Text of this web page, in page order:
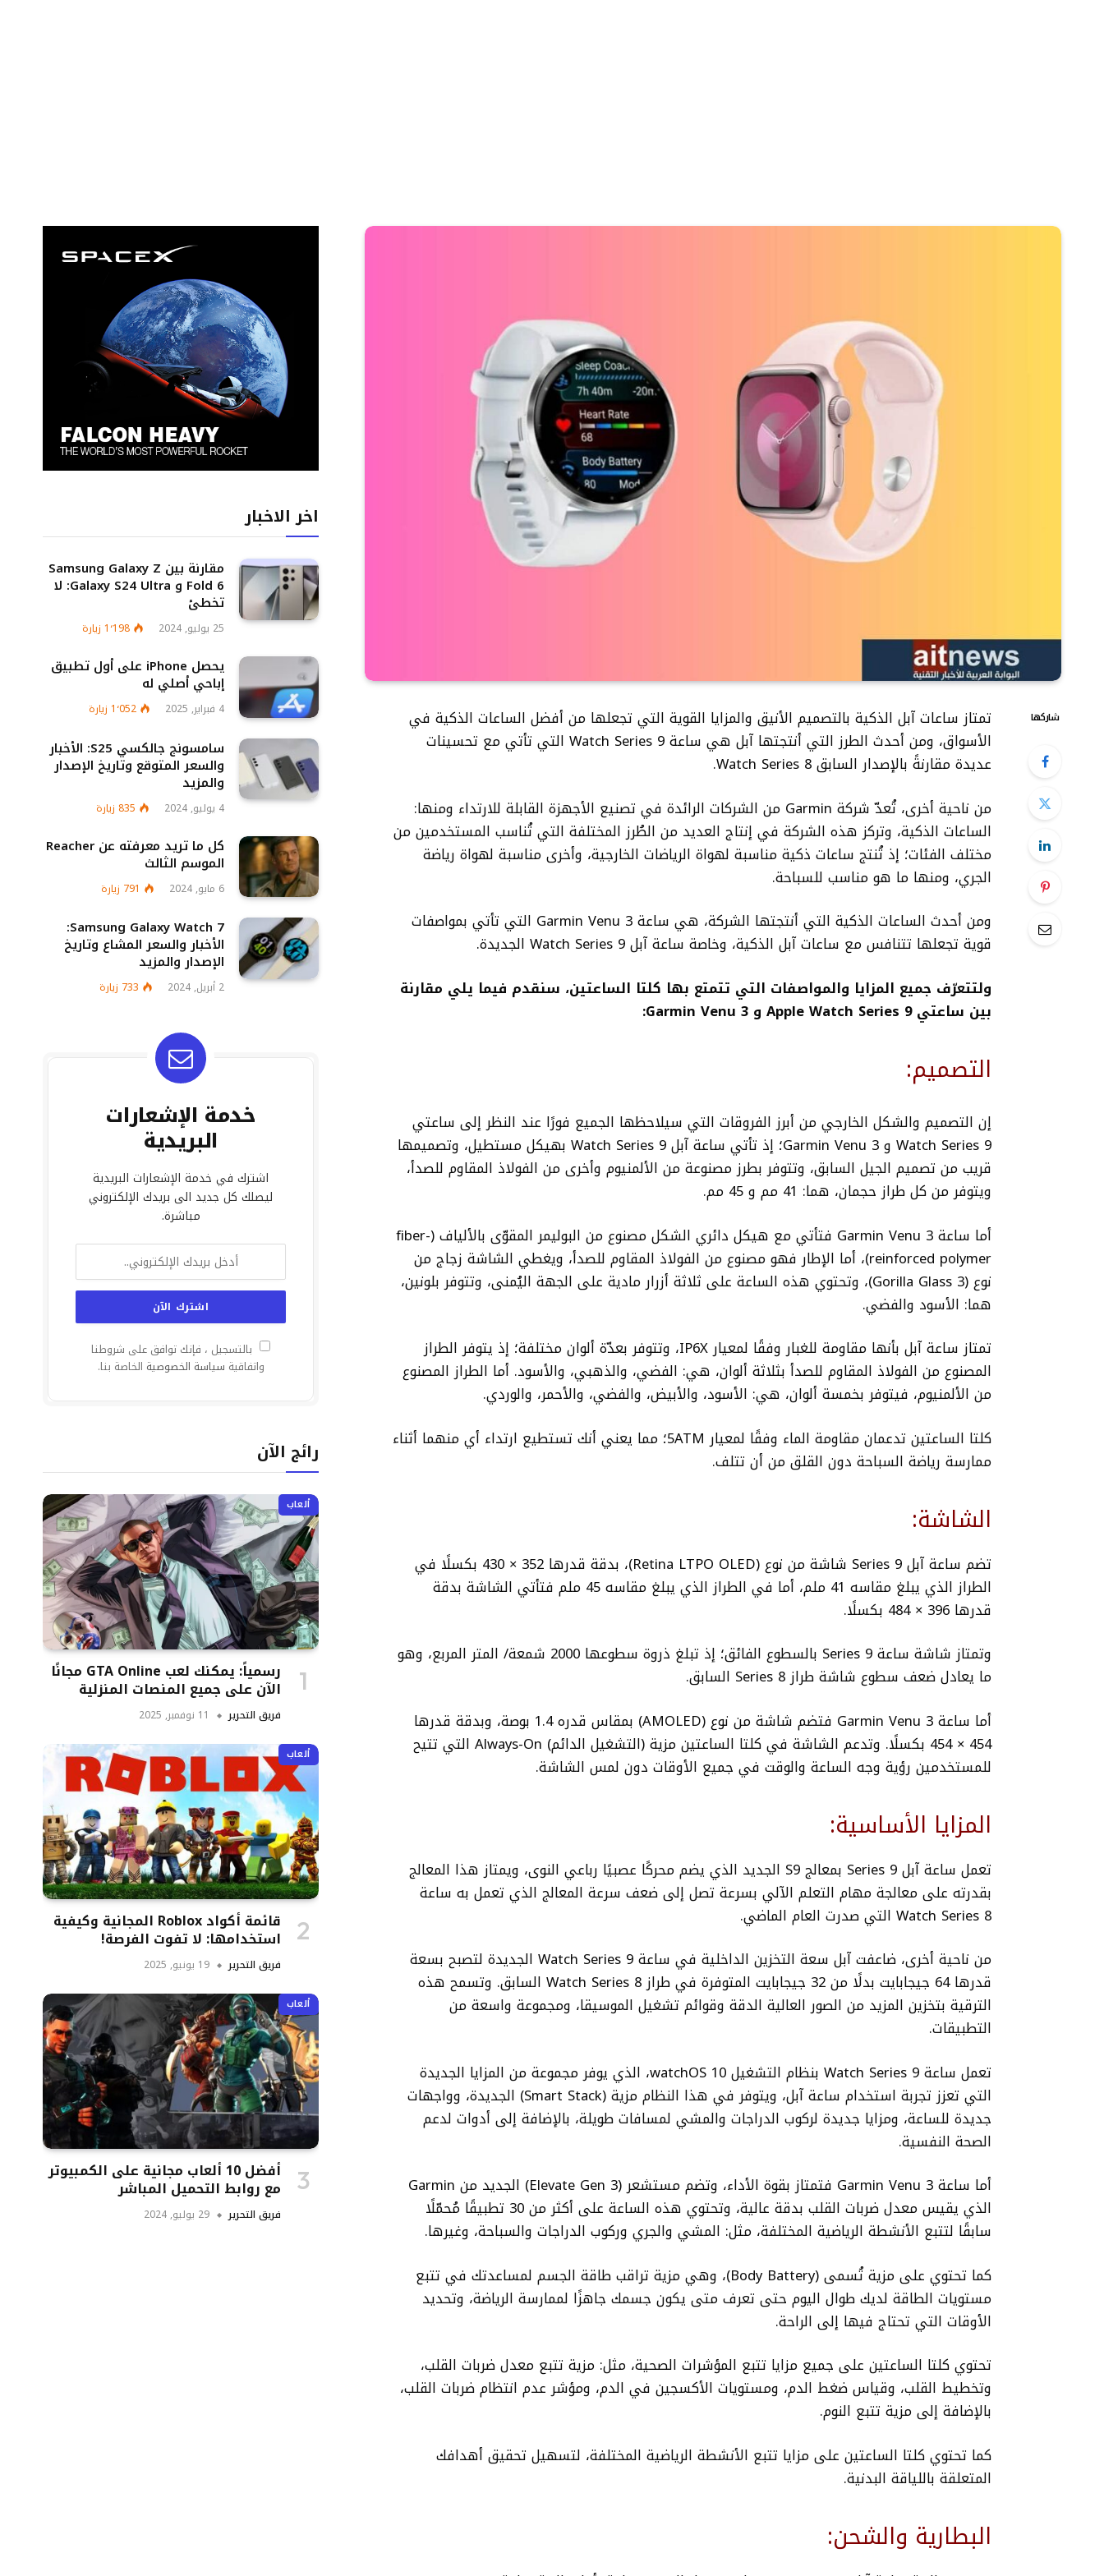
شاركها
تمتاز ساعات آبل الذكية بالتصميم الأنيق والمزايا القوية التي تجعلها من أفضل الساعات الذكية في
الأسواق، ومن أحدث الطرز التي أنتجتها آبل هي ساعة
Watch Series 9 التي تأتي مع تحسينات
عديدة مقارنةً بالإصدار السابق Watch Series 8.
من ناحية أخرى، تُعدّ شركة
Garmin من الشركات الرائدة في تصنيع الأجهزة القابلة للارتداء ومنها:
الساعات الذكية، وتركز هذه الشركة في إنتاج العديد من الطُرز المختلفة التي تُناسب المستخدمين من
مختلف الفئات؛ إذ تُنتج ساعات ذكية مناسبة لهواة الرياضات الخارجية، وأخرى مناسبة لهواة رياضة
الجري، ومنها ما هو مناسب للسباحة.
ومن أحدث الساعات الذكية التي أنتجتها الشركة، هي ساعة
Garmin Venu 3 التي تأتي بمواصفات
قوية تجعلها تتنافس مع ساعات آبل الذكية، وخاصة ساعة آبل Watch Series 9 الجديدة.
ولتتعرّف جميع المزايا والمواصفات التي تتمتع بها كلتا الساعتين، سنقدم فيما يلي مقارنة
بين ساعتي Apple Watch Series 9 و Garmin Venu 3:
التصميم:
إن التصميم والشكل الخارجي من أبرز الفروقات التي سيلاحظها الجميع فورًا عند النظر إلى ساعتي
Watch Series 9 و
Garmin Venu 3
؛ إذ تأتي ساعة آبل Watch Series 9 بهيكل مستطيل، وتصميمها
قريب من تصميم الجيل السابق، وتتوفر بطرز مصنوعة من الألمنيوم وأخرى من الفولاذ المقاوم للصدأ،
ويتوفر من كل طراز حجمان، هما: 41 مم و 45 مم.
أما ساعة Garmin Venu 3 فتأتي مع هيكل دائري الشكل مصنوع من البوليمر المقوّى بالألياف (fiber-
reinforced polymer)، أما الإطار فهو مصنوع من الفولاذ المقاوم للصدأ، ويغطي الشاشة زجاج من
نوع (Gorilla Glass 3)، وتحتوي هذه الساعة على ثلاثة أزرار مادية على الجهة اليُمنى، وتتوفر بلونين،
هما: الأسود والفضي.
تمتاز ساعة آبل بأنها مقاومة للغبار وفقًا لمعيار IP6X، وتتوفر بعدّة ألوان مختلفة؛ إذ يتوفر الطراز
المصنوع من الفولاذ المقاوم للصدأ بثلاثة ألوان، هي: الفضي، والذهبي، والأسود. أما الطراز المصنوع
من الألمنيوم، فيتوفر بخمسة ألوان، هي: الأسود، والأبيض، والفضي، والأحمر، والوردي.
كلتا الساعتين تدعمان مقاومة الماء وفقًا لمعيار 5ATM؛ مما يعني أنك تستطيع ارتداء أي منهما أثناء
ممارسة رياضة السباحة دون القلق من أن تتلف.
الشاشة:
تضم ساعة آبل Series 9 شاشة من نوع (Retina LTPO OLED)، بدقة قدرها 352 × 430 بكسلًا في
الطراز الذي يبلغ مقاسه 41 ملم، أما في الطراز الذي يبلغ مقاسه 45 ملم فتأتي الشاشة بدقة
قدرها 396 × 484 بكسلًا.
وتمتاز شاشة ساعة Series 9 بالسطوع الفائق؛ إذ تبلغ ذروة سطوعها 2000 شمعة/ المتر المربع، وهو
ما يعادل ضعف سطوع شاشة طراز Series 8 السابق.
أما ساعة Garmin Venu 3 فتضم شاشة من نوع (AMOLED) بمقاس قدره 1.4 بوصة، وبدقة قدرها
454 × 454 بكسلًا.
وتدعم الشاشة في كلتا الساعتين مزية (التشغيل الدائم) Always-On التي تتيح
للمستخدمين رؤية وجه الساعة والوقت في جميع الأوقات دون لمس الشاشة.
المزايا الأساسية:
تعمل ساعة آبل Series 9 بمعالج S9 الجديد الذي يضم محركًا عصبيًا رباعي النوى، ويمتاز هذا المعالج
بقدرته على معالجة مهام التعلم الآلي بسرعة تصل إلى ضعف سرعة المعالج الذي تعمل به ساعة
Watch Series 8 التي صدرت العام الماضي.
من ناحية أخرى، ضاعفت آبل سعة التخزين الداخلية في ساعة Watch Series 9 الجديدة لتصبح بسعة
قدرها 64 جيجابايت بدلًا من 32 جيجابايت المتوفرة في طراز Watch Series 8 السابق. وتسمح هذه
الترقية بتخزين المزيد من الصور العالية الدقة وقوائم تشغيل الموسيقا، ومجموعة واسعة من
التطبيقات.
تعمل ساعة Watch Series 9 بنظام التشغيل
watchOS 10، الذي يوفر مجموعة من المزايا الجديدة
التي تعزز تجربة استخدام ساعة آبل، ويتوفر في هذا النظام مزية (Smart Stack) الجديدة، وواجهات
جديدة للساعة، ومزايا جديدة لركوب الدراجات والمشي لمسافات طويلة، بالإضافة إلى أدوات لدعم
الصحة النفسية.
أما ساعة Garmin Venu 3 فتمتاز بقوة الأداء، وتضم مستشعر (Elevate Gen 3) الجديد من Garmin
الذي يقيس معدل ضربات القلب بدقة عالية، وتحتوي هذه الساعة على أكثر من 30 تطبيقًا مُحمّلًا
سابقًا لتتبع الأنشطة الرياضية المختلفة، مثل: المشي والجري وركوب الدراجات والسباحة، وغيرها.
كما تحتوي على مزية تُسمى (Body Battery)، وهي مزية تراقب طاقة الجسم لمساعدتك في تتبع
مستويات الطاقة لديك طوال اليوم حتى تعرف متى يكون جسمك جاهزًا لممارسة الرياضة، وتحديد
الأوقات التي تحتاج فيها إلى الراحة.
تحتوي كلتا الساعتين على جميع مزايا تتبع المؤشرات الصحية، مثل: مزية تتبع معدل ضربات القلب،
وتخطيط القلب، وقياس ضغط الدم، ومستويات الأكسجين في الدم، ومؤشر عدم انتظام ضربات القلب،
بالإضافة إلى مزية تتبع النوم.
كما تحتوي كلتا الساعتين على مزايا تتبع الأنشطة الرياضية المختلفة، لتسهيل تحقيق أهدافك
المتعلقة باللياقة البدنية.
البطارية والشحن:
اخر الاخبار
مقارنة بين Samsung Galaxy Z
Fold 6 و Galaxy S24 Ultra: لا
تخطئ
25 يوليو, 2024 1٬198 زيارة
يحصل iPhone على أول تطبيق
إباحي أصلي له
4 فبراير, 2025 1٬052 زيارة
سامسونج جالكسي S25: الأخبار
والسعر المتوقع وتاريخ الإصدار
والمزيد
4 يوليو, 2024 835 زيارة
كل ما تريد معرفته عن Reacher
الموسم الثالث
6 مايو, 2024 791 زيارة
Samsung Galaxy Watch 7:
الأخبار والسعر المشاع وتاريخ
الإصدار والمزيد
2 أبريل, 2024 733 زيارة
خدمة الإشعارات
البريدية
اشترك في خدمة الإشعارات البريدية
ليصلك كل جديد الى بريدك الإلكتروني
مباشرة.
بالتسجيل ، فإنك توافق على شروطنا
واتفاقية سياسة الخصوصية الخاصة بنا.
رائج الآن
ألعاب
رسمياً: يمكنك لعب GTA Online مجانًا
الآن على جميع المنصات المنزلية
فريق التحرير 11 نوفمبر, 2025
ألعاب
قائمة أكواد Roblox المجانية وكيفية
استخدامها: لا تفوت الفرصة!
فريق التحرير 19 يونيو, 2025
ألعاب
أفضل 10 ألعاب مجانية على الكمبيوتر
مع روابط التحميل المباشر
فريق التحرير 29 يوليو, 2024